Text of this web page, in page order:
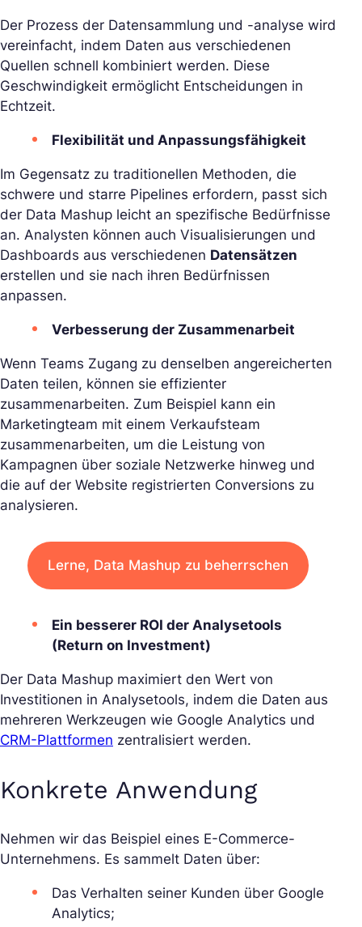
Der Prozess der Datensammlung und -analyse wird
vereinfacht, indem Daten aus verschiedenen
Quellen schnell kombiniert werden. Diese
Geschwindigkeit ermöglicht Entscheidungen in
Echtzeit.
Flexibilität und Anpassungsfähigkeit
Im Gegensatz zu traditionellen Methoden, die
schwere und starre Pipelines erfordern, passt sich
der Data Mashup leicht an spezifische Bedürfnisse
an. Analysten können auch Visualisierungen und
Dashboards aus verschiedenen Datensätzen
erstellen und sie nach ihren Bedürfnissen
anpassen.
Verbesserung der Zusammenarbeit
Wenn Teams Zugang zu denselben angereicherten
Daten teilen, können sie effizienter
zusammenarbeiten. Zum Beispiel kann ein
Marketingteam mit einem Verkaufsteam
zusammenarbeiten, um die Leistung von
Kampagnen über soziale Netzwerke hinweg und
die auf der Website registrierten Conversions zu
analysieren.
Lerne, Data Mashup zu beherrschen
Ein besserer ROI der Analysetools
(Return on Investment)
Der Data Mashup maximiert den Wert von
Investitionen in Analysetools, indem die Daten aus
mehreren Werkzeugen wie Google Analytics und
CRM-Plattformen zentralisiert werden.
Konkrete Anwendung
Nehmen wir das Beispiel eines E-Commerce-
Unternehmens. Es sammelt Daten über:
Das Verhalten seiner Kunden über Google
Analytics;